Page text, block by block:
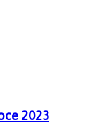
2023